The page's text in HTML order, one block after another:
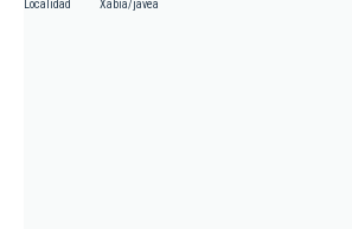
Localidad Xabia/javea